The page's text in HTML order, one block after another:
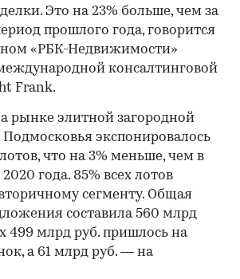
Это на 23% больше, чем за
прошлого года, говорится
«РБК-Недвижимости»
консалтинговой
Frank.
рынке элитной загородной
экспонировалось
что на 3% меньше, чем в
года. 85% всех лотов
сегменту. Общая
составила 560 млрд
499 млрд руб. пришлось на
а 61 млрд руб. — на